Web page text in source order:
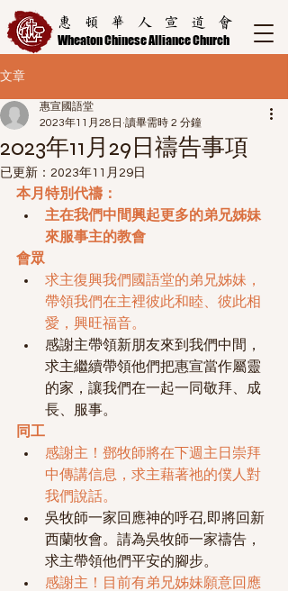
惠頓華人宣道會
Wheaton Chinese Alliance Church
文章
2023年11月29日禱告事項
惠宣國語堂
2023年11月28日 讀畢需時 2 分鐘
已更新： 2023年11月29日
本月特別代禱：
主在我們中間興起更多的弟兄姊妹
來服事主的教會
會眾
求主復興我們國語堂的弟兄姊妹，
帶領我們在主裡彼此和睦、彼此相
愛，興旺福音。
感謝主帶領新朋友來到我們中間，
求主繼續帶領他們把惠宣當作屬靈
的家，讓我們在一起一同敬拜、成
長、服事。
同工
感謝主！鄧牧師將在下週主日崇拜
中傳講信息，求主藉著祂的僕人對
我們說話。
吳牧師一家回應神的呼召,即將回新
西蘭牧會。請為吳牧師一家禱告，
求主帶領他們平安的腳步。
感謝主！目前有弟兄姊妹願意回應